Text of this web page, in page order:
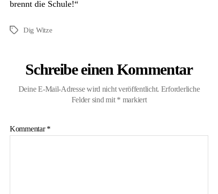
brennt die Schule!“
Schlagwörter
Dig Witze
Schreibe einen Kommentar
Deine E-Mail-Adresse wird nicht veröffentlicht. Erforderliche
Felder sind mit* markiert
Kommentar*